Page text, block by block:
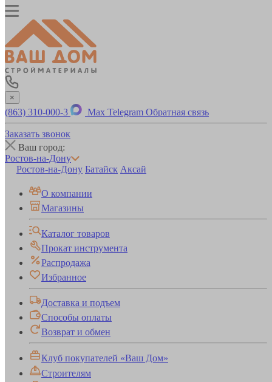
×
(863) 310-000-3 Max Telegram Обратная связь
Заказать звонок
Ваш город:
Ростов-на-Дону
Ростов-на-Дону Батайск Аксай
О компании
Магазины
Каталог товаров
Прокат инструмента
Распродажа
Избранное
Доставка и подъем
Способы оплаты
Возврат и обмен
Клуб покупателей «Ваш Дом»
Строителям